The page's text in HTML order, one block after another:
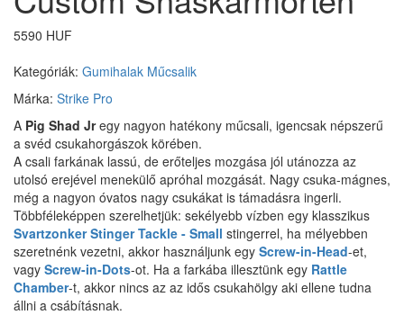
5590 HUF
Kategóriák: Gumihalak Műcsalik
Márka: Strike Pro
A Pig Shad Jregy nagyon hatékony műcsali, igencsak népszerű
a svéd csukahorgászok körében.
A csali farkának lassú, de erőteljes mozgása jól utánozza az
utolsó erejével menekülő apróhal mozgását. Nagy csuka-mágnes,
még a nagyon óvatos nagy csukákat is támadásra ingerli.
Többféleképpen szerelhetjük: sekélyebb vízben egy klasszikus
Svartzonker Stinger Tackle - Small stingerrel, ha mélyebben
szeretnénk vezetni, akkor használjunk egy Screw-in-Head-et,
vagy Screw-in-Dots-ot. Ha a farkába illesztünk egy Rattle
Chamber-t, akkor nincs az az idős csukahölgy aki ellene tudna
állni a csábításnak.